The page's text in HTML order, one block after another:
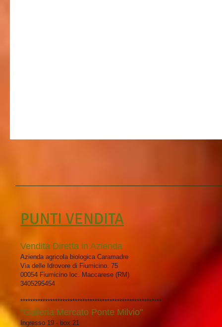
PUNTI VENDITA
Vendita Diretta in Azienda
Azienda agricola biologica Caramadre
Via delle Idrovore di Fiumicino. 75
00054 Fiumicino loc. Maccarese (RM)
3405295454
*********************************************************
"Galleria Mercato Ponte Milvio"
Ingresso 19 - box 21